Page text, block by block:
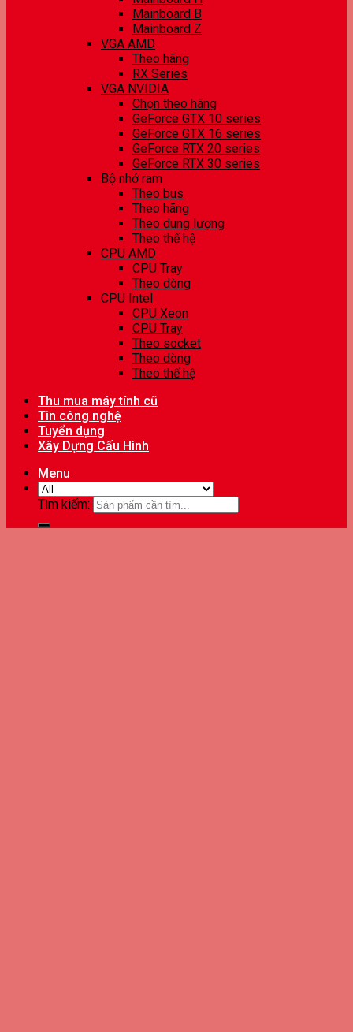
Mainboard B
Mainboard Z
VGA AMD
Theo hãng
RX Series
VGA NVIDIA
Chọn theo hãng
GeForce GTX 10 series
GeForce GTX 16 series
GeForce RTX 20 series
GeForce RTX 30 series
Bộ nhớ ram
Theo bus
Theo hãng
Theo dung lượng
Theo thế hệ
CPU AMD
CPU Tray
Theo dòng
CPU Intel
CPU Xeon
CPU Tray
Theo socket
Theo dòng
Theo thế hệ
Thu mua máy tính cũ
Tin công nghệ
Tuyển dụng
Xây Dựng Cấu Hình
Menu
Tìm kiếm: